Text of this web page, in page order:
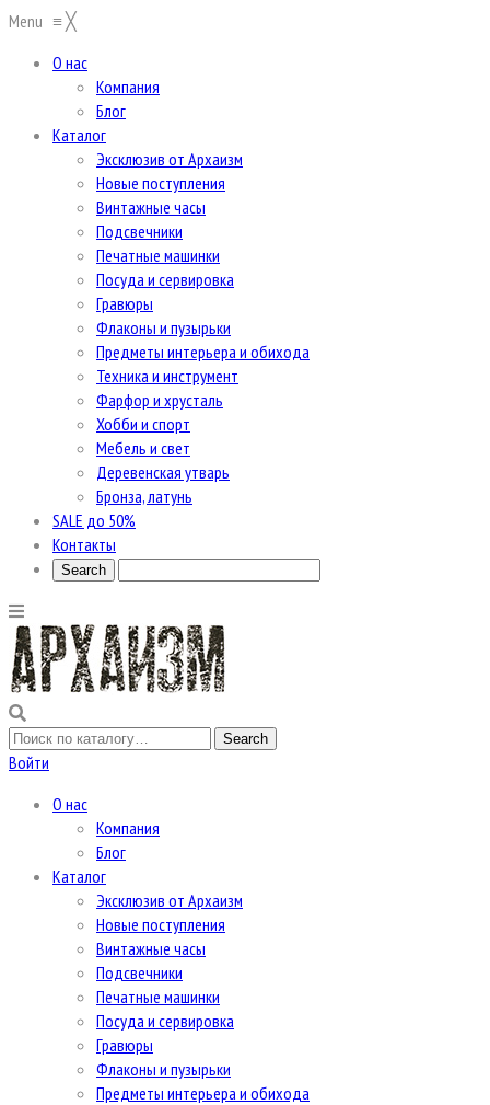
Menu ≡╳
О нас
Компания
Блог
Каталог
Эксклюзив от Архаизм
Новые поступления
Винтажные часы
Подсвечники
Печатные машинки
Посуда и сервировка
Гравюры
Флаконы и пузырьки
Предметы интерьера и обихода
Техника и инструмент
Фарфор и хрусталь
Хобби и спорт
Мебель и свет
Деревенская утварь
Бронза, латунь
SALE до 50%
Контакты
Войти
О нас
Компания
Блог
Каталог
Эксклюзив от Архаизм
Новые поступления
Винтажные часы
Подсвечники
Печатные машинки
Посуда и сервировка
Гравюры
Флаконы и пузырьки
Предметы интерьера и обихода